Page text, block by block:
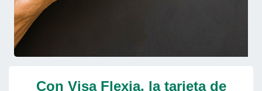
Con Visa Flexia, la tarjeta de